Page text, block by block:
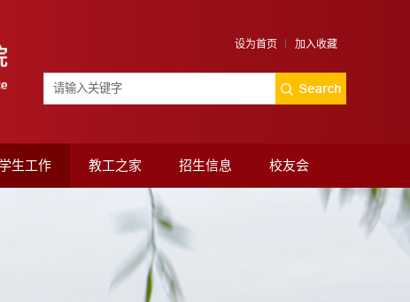
设为首页 加入收藏
生工作 教工之家 招生信息 校友会